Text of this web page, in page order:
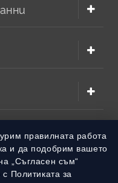
правилната работа
и да подобрим вашето
„Съгласен съм“
Политиката за